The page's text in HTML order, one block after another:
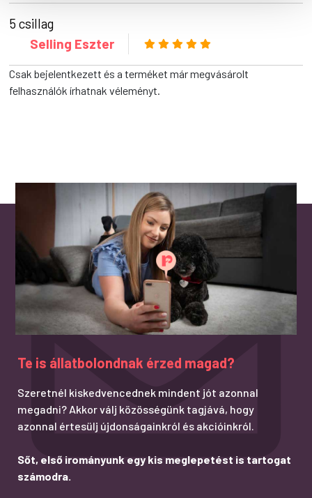
5 csillag
Selling Eszter
Csak bejelentkezett és a terméket már megvásárolt
felhasználók írhatnak véleményt.
Te is állatbolondnak érzed magad?
Szeretnél kiskedvencednek mindent jót azonnal
megadni? Akkor válj közösségünk tagjává, hogy
azonnal értesülj újdonságainkról és akcióinkról.
Sőt, első irományunk egy kis meglepetést is tartogat
számodra.